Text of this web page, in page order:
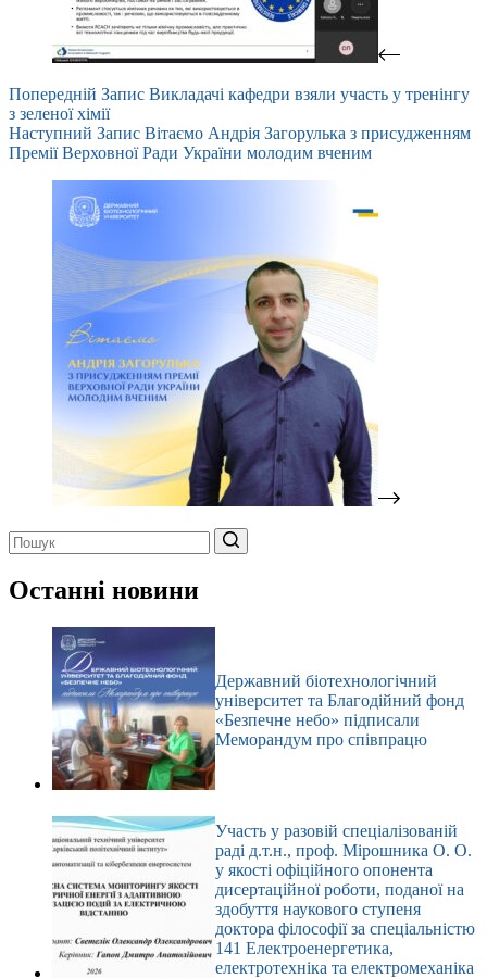
Попередній Запис Викладачі кафедри взяли участь у тренінгу
з зеленої хімії
Наступний Запис Вітаємо Андрія Загорулька з присудженням
Премії Верховної Ради України молодим вченим
результатів
Останні новини
Державний біотехнологічний
університет та Благодійний фонд
«Безпечне небо» підписали
Меморандум про співпрацю
Участь у разовій спеціалізованій
раді д.т.н., проф. Мірошника О. О.
у якості офіційного опонента
дисертаційної роботи, поданої на
здобуття наукового ступеня
доктора філософії за спеціальністю
141 Електроенергетика,
електротехніка та електромеханіка